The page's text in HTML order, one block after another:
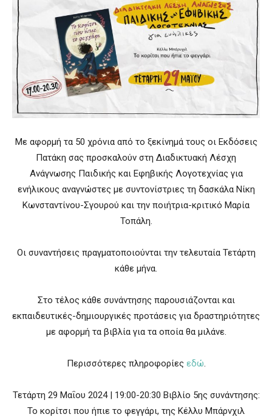
Με αφορμή τα 50 χρόνια από το ξεκίνημά τους οι Εκδόσεις
Πατάκη σας προσκαλούν στη Διαδικτυακή Λέσχη
Ανάγνωσης Παιδικής και Εφηβικής Λογοτεχνίας για
ενήλικους αναγνώστες με συντονίστριες τη δασκάλα Νίκη
Κωνσταντίνου-Σγουρού και την ποιήτρια-κριτικό Μαρία
Τοπάλη.
Οι συναντήσεις πραγματοποιούνται την τελευταία Τετάρτη
κάθε μήνα.
Στο τέλος κάθε συνάντησης παρουσιάζονται και
εκπαιδευτικές-δημιουργικές προτάσεις για δραστηριότητες
με αφορμή τα βιβλία για τα οποία θα μιλάνε.
Περισσότερες πληροφορίες εδώ.
Τετάρτη 29 Μαΐου 2024 | 19:00-20:30 Βιβλίο 5ης συνάντησης:
Το κορίτσι που ήπιε το φεγγάρι, της Κέλλυ Μπάρνχιλ